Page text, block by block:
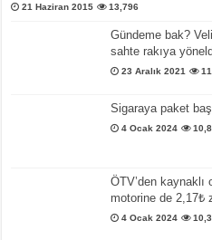
21 Haziran 2015 13,796
Gündeme bak?
sahte rakıya
23 Aralık 2021
Sigaraya paket
4 Ocak 2024
ÖTV’den
motorine de 2,17₺
4 Ocak 2024